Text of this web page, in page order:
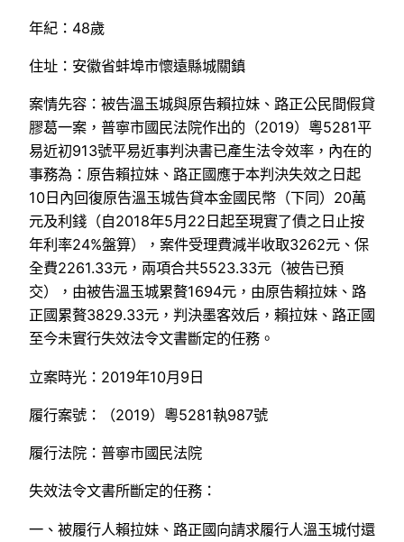
年紀：48歲
住址：安徽省蚌埠市懷遠縣城關鎮
案情先容：被告溫玉城與原告賴拉妹、路正公民間假貸
膠葛一案，普寧市國民法院作出的（2019）粵5281平
易近初913號平易近事判決書已產生法令效率，內在的
事務為：原告賴拉妹、路正國應于本判決失效之日起
10日內回復原告溫玉城告貸本金國民幣（下同）20萬
元及利錢（自2018年5月22日起至現實了債之日止按
年利率24%盤算），案件受理費減半收取3262元、保
全費2261.33元，兩項合共5523.33元（被告已預
交），由被告溫玉城累贅1694元，由原告賴拉妹、路
正國累贅3829.33元，判決墨客效后，賴拉妹、路正國
至今未實行失效法令文書斷定的任務。
立案時光：2019年10月9日
履行案號：（2019）粵5281執987號
履行法院：普寧市國民法院
失效法令文書所斷定的任務：
一、被履行人賴拉妹、路正國向請求履行人溫玉城付還